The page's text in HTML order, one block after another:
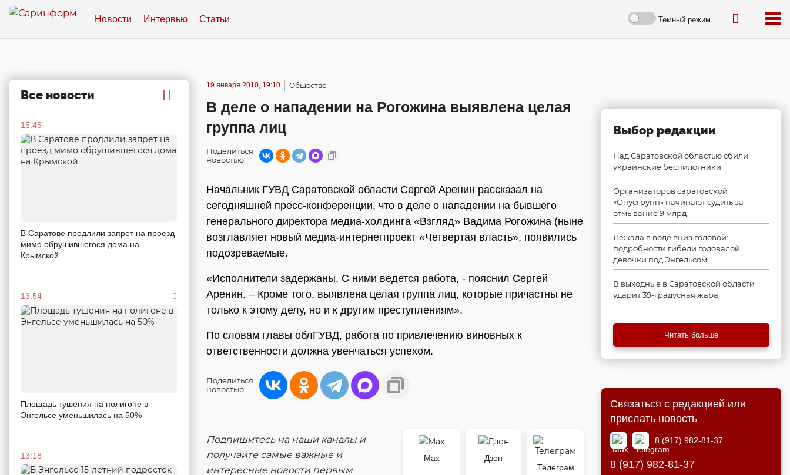
Новости Интервью Статьи Темный режим
Все новости
15:45
В Саратове продлили запрет на проезд
мимо обрушившегося дома на
Крымской
13:54
Площадь тушения на полигоне в
Энгельсе уменьшилась на 50%
13:18
19 января 2010, 19:10 Общество
В деле о нападении на Рогожина выявлена целая
группа лиц
Поделиться
новостью:
Начальник ГУВД Саратовской области Сергей Аренин рассказал на
сегодняшней пресс-конференции, что в деле о нападении на бывшего
генерального директора медиа-холдинга «Взгляд» Вадима Рогожина (ныне
возглавляет новый медиа-интернетпроект «Четвертая власть», появились
подозреваемые.
«Исполнители задержаны. С ними ведется работа, - пояснил Сергей
Аренин. – Кроме того, выявлена целая группа лиц, которые причастны не
только к этому делу, но и к другим преступлениям».
По словам главы облГУВД, работа по привлечению виновных к
ответственности должна увенчаться успехом.
Поделиться
новостью:
Подпишитесь на наши каналы и
получайте самые важные и
интересные новости первым
Max
Дзен
Телеграм
Выбор редакции
Над Саратовской областью сбили
украинские беспилотники
Организаторов саратовской
«Опусгрупп» начинают судить за
отмывание 9 млрд
Лежала в воде вниз головой:
подробности гибели годовалой
девочки под Энгельсом
В выходные в Саратовской области
ударит 39-градусная жара
Читать больше
Связаться с редакцией или
прислать новость
8 (917) 982-81-37
8 (917) 982-81-37